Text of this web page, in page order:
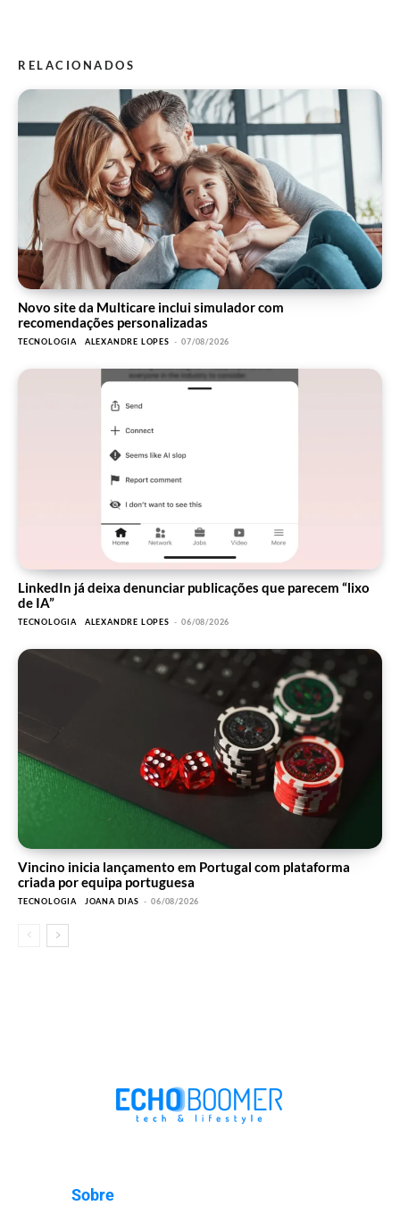
RELACIONADOS
Novo site da Multicare inclui simulador com
recomendações personalizadas
TECNOLOGIA ALEXANDRE LOPES - 07/08/2026
LinkedIn já deixa denunciar publicações que parecem “lixo
de IA”
TECNOLOGIA ALEXANDRE LOPES - 06/08/2026
Vincino inicia lançamento em Portugal com plataforma
criada por equipa portuguesa
TECNOLOGIA JOANA DIAS - 06/08/2026
Sobre